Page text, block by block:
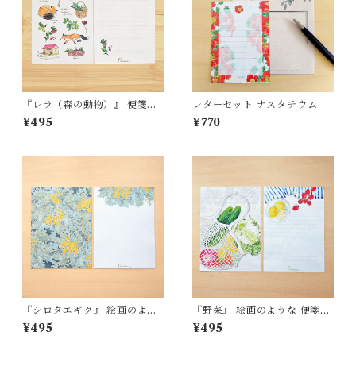
『レラ（森の動物）』 便箋
（Ａ5） LS502
¥495
レターセット ナスタチウム
¥770
『シロタエギク』 絵画のよう
な 便箋（Ａ5）LS517
¥495
『野菜』 絵画のような 便箋
（Ａ5）LS516
¥495